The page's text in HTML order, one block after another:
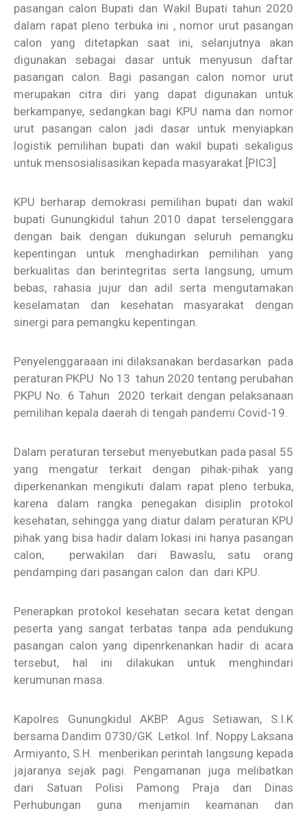
pasangan calon Bupati dan Wakil Bupati tahun 2020
dalam rapat pleno terbuka ini , nomor urut pasangan
calon yang ditetapkan saat ini, selanjutnya akan
digunakan sebagai dasar untuk menyusun daftar
pasangan calon. Bagi pasangan calon nomor urut
merupakan citra diri yang dapat digunakan untuk
berkampanye, sedangkan bagi KPU nama dan nomor
urut pasangan calon jadi dasar untuk menyiapkan
logistik pemilihan bupati dan wakil bupati sekaligus
untuk mensosialisasikan kepada masyarakat. [PIC3]
KPU berharap demokrasi pemilihan bupati dan wakil
bupati Gunungkidul tahun 2010 dapat terselenggara
dengan baik dengan dukungan seluruh pemangku
kepentingan untuk menghadirkan pemilihan yang
berkualitas dan berintegritas serta langsung, umum
bebas, rahasia jujur dan adil serta mengutamakan
keselamatan dan kesehatan masyarakat dengan
sinergi para pemangku kepentingan.
Penyelenggaraaan ini dilaksanakan berdasarkan pada
peraturan PKPU No 13 tahun 2020 tentang perubahan
PKPU No. 6 Tahun 2020 terkait dengan pelaksanaan
pemilihan kepala daerah di tengah pandemi Covid-19.
Dalam peraturan tersebut menyebutkan pada pasal 55
yang mengatur terkait dengan pihak-pihak yang
diperkenankan mengikuti dalam rapat pleno terbuka,
karena dalam rangka penegakan disiplin protokol
kesehatan, sehingga yang diatur dalam peraturan KPU
pihak yang bisa hadir dalam lokasi ini hanya pasangan
calon, perwakilan dari Bawaslu, satu orang
pendamping dari pasangan calon dan dari KPU.
Penerapkan protokol kesehatan secara ketat dengan
peserta yang sangat terbatas tanpa ada pendukung
pasangan calon yang dipenrkenankan hadir di acara
tersebut, hal ini dilakukan untuk menghindari
kerumunan masa.
Kapolres Gunungkidul AKBP. Agus Setiawan, S.I.K
bersama Dandim 0730/GK Letkol. Inf. Noppy Laksana
Armiyanto, S.H. menberikan perintah langsung kepada
jajaranya sejak pagi. Pengamanan juga melibatkan
dari Satuan Polisi Pamong Praja dan Dinas
Perhubungan guna menjamin keamanan dan